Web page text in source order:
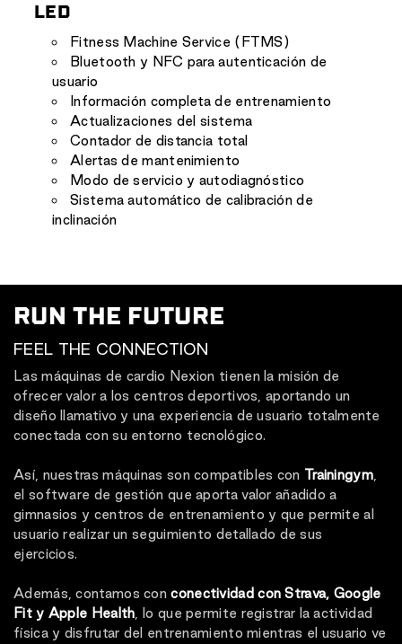
LED
Fitness Machine Service (FTMS)
Bluetooth y NFC para autenticación de
usuario
Información completa de entrenamiento
Actualizaciones del sistema
Contador de distancia total
Alertas de mantenimiento
Modo de servicio y autodiagnóstico
Sistema automático de calibración de
inclinación
RUN THE FUTURE
FEEL THE CONNECTION
Las máquinas de cardio Nexion tienen la misión de
ofrecer valor a los centros deportivos, aportando un
diseño llamativo y una experiencia de usuario totalmente
conectada con su entorno tecnológico.
Así, nuestras máquinas son compatibles con Trainingym,
el software de gestión que aporta valor añadido a
gimnasios y centros de entrenamiento y que permite al
usuario realizar un seguimiento detallado de sus
ejercicios.
Además, contamos conconectividad con Strava, Google
Fit y Apple Health , lo que permite registrar la actividad
física y disfrutar del entrenamiento mientras el usuario ve